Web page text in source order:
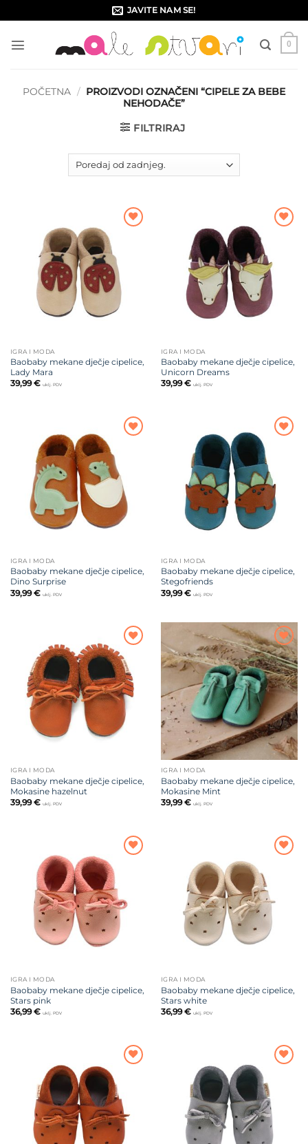
to
content
JAVITE NAM SE!
0
POČETNA / PROIZVODI OZNAČENI “CIPELE ZA BEBE
NEHODAČE”
FILTRIRAJ
IGRA I MODA
Baobaby mekane dječje cipelice,
Lady Mara
39,99€ uklj. PDV
IGRA I MODA
Baobaby mekane dječje cipelice,
Unicorn Dreams
39,99€ uklj. PDV
na listu
IGRA I MODA
Baobaby mekane dječje cipelice,
Dino Surprise
39,99€ uklj. PDV
Dodajte
na listu
IGRA I MODA
Baobaby mekane dječje cipelice,
Stegofriends
39,99€ uklj. PDV
Dodajte
na listu
želja
IGRA I MODA
Baobaby mekane dječje cipelice,
Mokasine hazelnut
39,99€ uklj. PDV
Dodajte
na listu
želja
IGRA I MODA
Baobaby mekane dječje cipelice,
Mokasine Mint
39,99€ uklj. PDV
na listu
IGRA I MODA
Baobaby mekane dječje cipelice,
Stars pink
36,99€ uklj. PDV
IGRA I MODA
Baobaby mekane dječje cipelice,
Stars white
36,99€ uklj. PDV
na listu
na listu
želja